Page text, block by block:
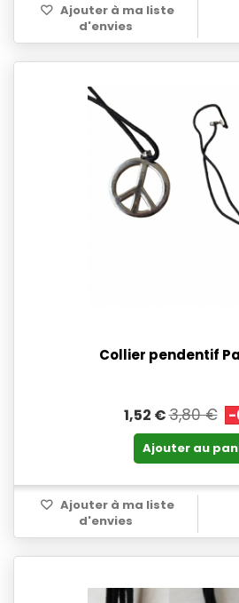
Ajouter à ma liste
d'envies
Collier pendentif
1,52 €3,80 € -
Ajouter au
Ajouter à ma liste
d'envies